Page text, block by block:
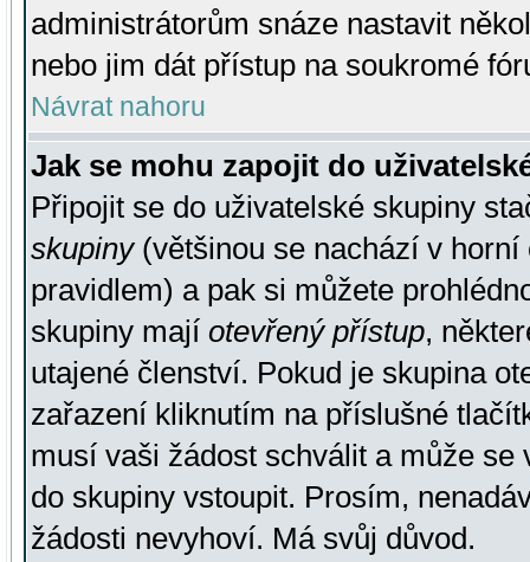
administrátorům snáze nastavit
nebo jim dát přístup na soukromé
Návrat nahoru
Jak se mohu zapojit do
Připojit se do uživatelské skupiny
skupiny(většinou se nachází v horní
pravidlem) a pak si můžete
skupiny mají otevřený přístup,
utajené členství. Pokud je skupina
zařazení kliknutím na příslušné
musí vaši žádost schválit a může se
do skupiny vstoupit. Prosím,
žádosti nevyhoví. Má svůj důvod.